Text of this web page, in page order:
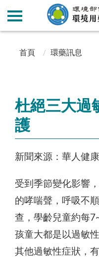
:::
:::
首頁 環藥訊息
杜絕三大過
護
新聞來源：華人健
受到季節變化影響
的哮喘聲，呼吸不
查，學齡兒童約每
孩童大都是以過敏
其他過敏性症狀，